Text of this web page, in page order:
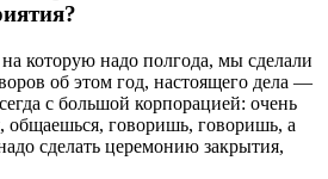
которую надо полгода, мы сделали
об этом год, настоящего дела —
с большой корпорацией: очень
общаешься, говоришь, говоришь, а
сделать церемонию закрытия,